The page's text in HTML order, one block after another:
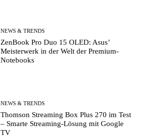
NEWS & TRENDS
ZenBook Pro Duo 15 OLED: Asus’
Meisterwerk in der Welt der Premium-
Notebooks
NEWS & TRENDS
Thomson Streaming Box Plus 270 im Test
– Smarte Streaming-Lösung mit Google
TV